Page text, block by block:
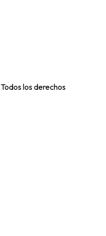
Todos los derechos